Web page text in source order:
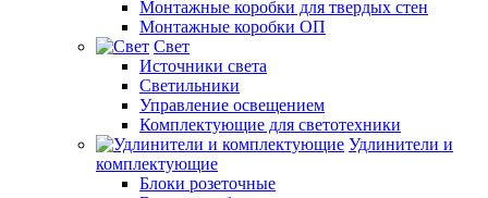
Монтажные коробки для твердых стен
Монтажные коробки ОП
Свет
Источники света
Светильники
Управление освещением
Комплектующие для светотехники
Удлинители и
комплектующие
Блоки розеточные